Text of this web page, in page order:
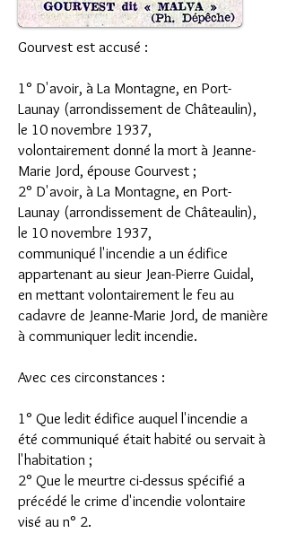
Gourvest est accusé :
1° D'avoir, à La Montagne, en Port-
Launay (arrondissement de Châteaulin),
le 10 novembre 1937,
volontairement donné la mort à Jeanne-
Marie Jord, épouse Gourvest ;
2° D'avoir, à La Montagne, en Port-
Launay (arrondissement de Châteaulin),
le 10 novembre 1937,
communiqué l'incendie a un édifice
appartenant au sieur Jean-Pierre Guidal,
en mettant volontairement le feu au
cadavre de Jeanne-Marie Jord, de manière
à communiquer ledit incendie.
Avec ces circonstances :
1° Que ledit édifice auquel l'incendie a
été communiqué était habité ou servait à
l'habitation ;
2° Que le meurtre ci-dessus spécifié a
précédé le crime d'incendie volontaire
visé au n° 2.